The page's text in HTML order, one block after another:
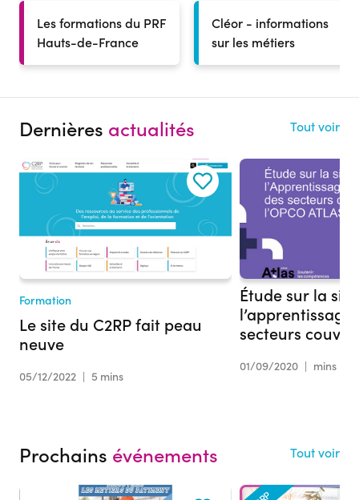
Les formations du PRF
Hauts-de-France
Cléor - informations
sur les métiers
Dernières actualités Tout voir
Formation
Le site du C2RP fait peau
neuve
05/12/2022 | 5 mins
Étude sur la
l’apprentissage
secteurs
01/09/2020 | mins
Prochains événements Tout voir